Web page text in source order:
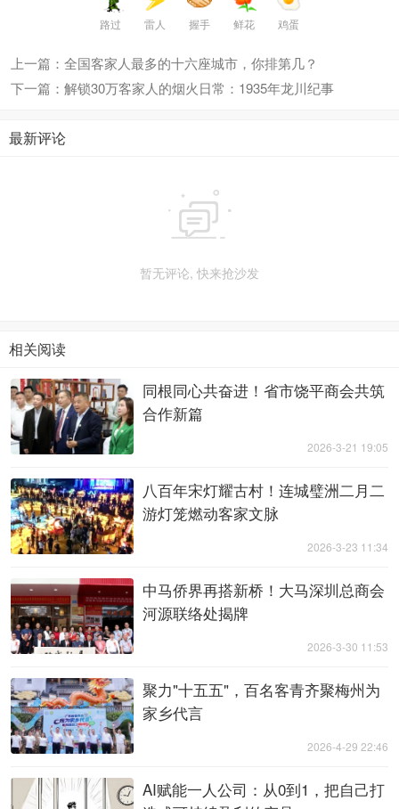
路过 雷人 握手 鲜花 鸡蛋
上一篇：全国客家人最多的十六座城市，你排第几？
下一篇：解锁30万客家人的烟火日常：1935年龙川纪事
最新评论

暂无评论, 快来抢沙发
相关阅读
同根同心共奋进！省市饶平商会共筑
合作新篇
2026-3-21 19:05
八百年宋灯耀古村！连城璧洲二月二
游灯笼燃动客家文脉
2026-3-23 11:34
中马侨界再搭新桥！大马深圳总商会
河源联络处揭牌
2026-3-30 11:53
聚力"十五五"，百名客青齐聚梅州为
家乡代言
2026-4-29 22:46
AI赋能一人公司：从0到1，把自己打